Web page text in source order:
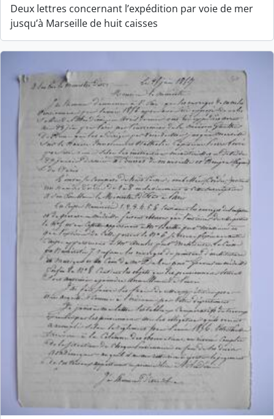
Deux lettres concernant l’expédition par voie de mer
jusqu’à Marseille de huit caisses